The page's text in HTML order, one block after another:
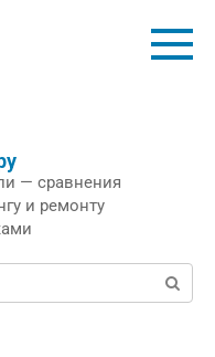
— сравнения
и ремонту